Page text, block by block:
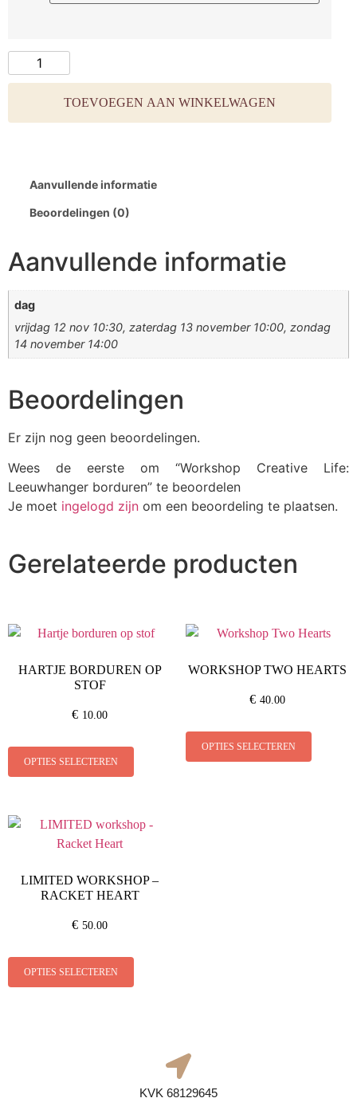
TOEVOEGEN AAN WINKELWAGEN
Aanvullende informatie
Beoordelingen (0)
Aanvullende informatie
dag
vrijdag 12 nov 10:30, zaterdag 13 november 10:00, zondag
14 november 14:00
Beoordelingen
Er zijn nog geen beoordelingen.
Wees de eerste om “Workshop Creative Life:
Leeuwhanger borduren” te beoordelen
Je moet ingelogd zijn om een beoordeling te plaatsen.
Gerelateerde producten
HARTJE BORDUREN OP
STOF
€ 10.00
OPTIES SELECTEREN
WORKSHOP TWO HEARTS
€ 40.00
OPTIES SELECTEREN
LIMITED WORKSHOP –
RACKET HEART
€ 50.00
OPTIES SELECTEREN
KVK 68129645